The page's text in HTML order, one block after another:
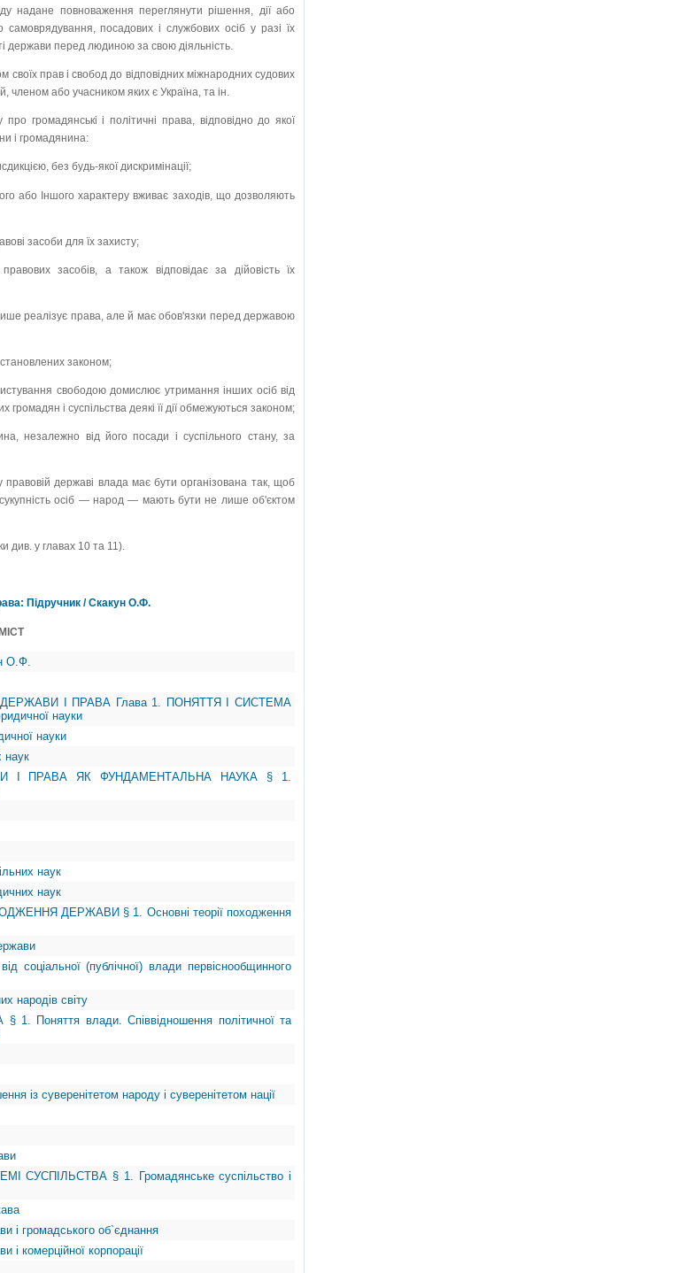
надане повноваження переглянути рішення, дії або
самоврядування, посадових і службових осіб у разі їх
держави перед людиною за свою діяльність.
прав і свобод до відповідних міжнародних судових
членом або учасником яких є Україна, та ін.
громадянські і політичні права, відповідно до якої
і громадянина:
без будь-якої дискримінації;
або Іншого характеру вживає заходів, що дозволяють
засоби для їх захисту;
засобів, а також відповідає за дійовість їх
реалізує права, але й має обов'язки перед державою
законом;
свободою домислює утримання інших осіб від
і суспільства деякі її дії обмежуються законом;
незалежно від його посади і суспільного стану, за
правовій державі влада має бути організована так, щоб
осіб — народ — мають бути не лише об'єктом
див. у главах 10 та 11).
Підручник / Скакун О.Ф.
О.Ф.
ДЕРЖАВИ І ПРАВА Глава 1. ПОНЯТТЯ І СИСТЕМА
науки
науки
наук
І ПРАВА ЯК ФУНДАМЕНТАЛЬНА НАУКА § 1.
наук
наук
ДЕРЖАВИ § 1. Основні теорії походження
соціальної (публічної) влади первіснообщинного
народів світу
влади. Співвідношення політичної та
із суверенітетом народу і суверенітетом нації
СУСПІЛЬСТВА § 1. Громадянське суспільство і
і громадського об`єднання
комерційної корпорації